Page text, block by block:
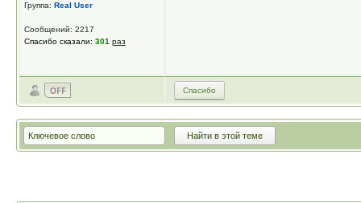
Группа: Real User
Сообщений: 2217
Спасибо сказали: 301 раз
Спасибо